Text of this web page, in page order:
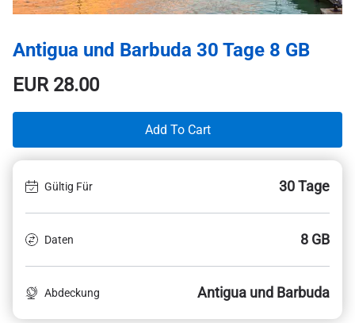
Antigua und Barbuda 30 Tage 8 GB
EUR28.00
Add To Cart
Gültig Für 30 Tage
Daten 8 GB
Abdeckung Antigua und Barbuda